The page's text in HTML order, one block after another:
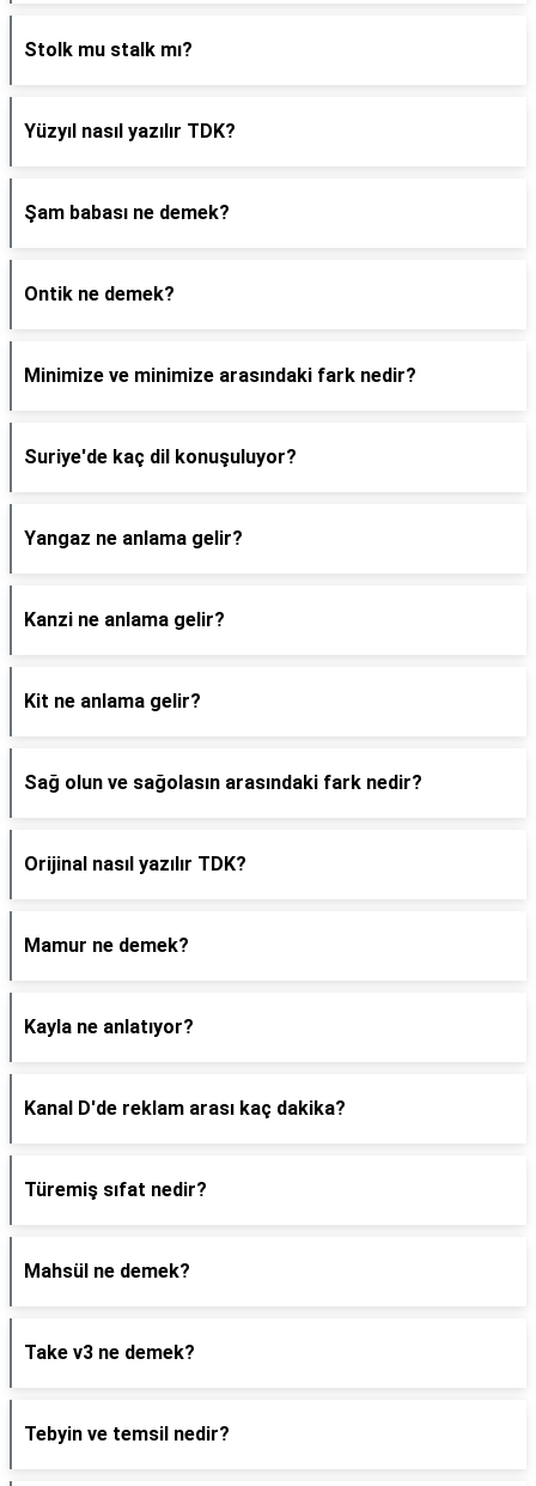
Stolk mu stalk mı?
Yüzyıl nasıl yazılır TDK?
Şam babası ne demek?
Ontik ne demek?
Minimize ve minimize arasındaki fark nedir?
Suriye'de kaç dil konuşuluyor?
Yangaz ne anlama gelir?
Kanzi ne anlama gelir?
Kit ne anlama gelir?
Sağ olun ve sağolasın arasındaki fark nedir?
Orijinal nasıl yazılır TDK?
Mamur ne demek?
Kayla ne anlatıyor?
Kanal D'de reklam arası kaç dakika?
Türemiş sıfat nedir?
Mahsül ne demek?
Take v3 ne demek?
Tebyin ve temsil nedir?